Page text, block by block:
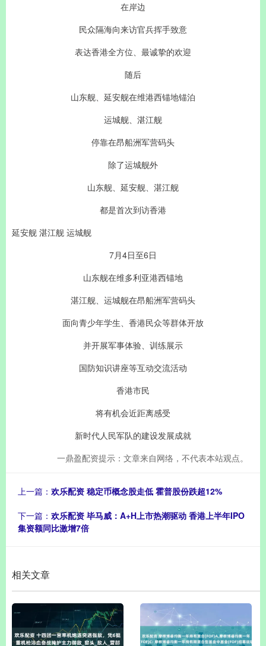
在岸边
民众隔海向来访官兵挥手致意
表达香港全方位、最诚挚的欢迎
随后
山东舰、延安舰在维港西锚地锚泊
运城舰、湛江舰
停靠在昂船洲军营码头
除了运城舰外
山东舰、延安舰、湛江舰
都是首次到访香港
延安舰 湛江舰 运城舰
7月4日至6日
山东舰在维多利亚港西锚地
湛江舰、运城舰在昂船洲军营码头
面向青少年学生、香港民众等群体开放
并开展军事体验、训练展示
国防知识讲座等互动交流活动
香港市民
将有机会近距离感受
新时代人民军队的建设发展成就
一鼎盈配资提示：文章来自网络，不代表本站观点。
上一篇： 欢乐配资 稳定币概念股走低 霍普股份跌超12%
下一篇： 欢乐配资 毕马威：A+H上市热潮驱动 香港上半年IPO
集资额同比激增7倍
相关文章